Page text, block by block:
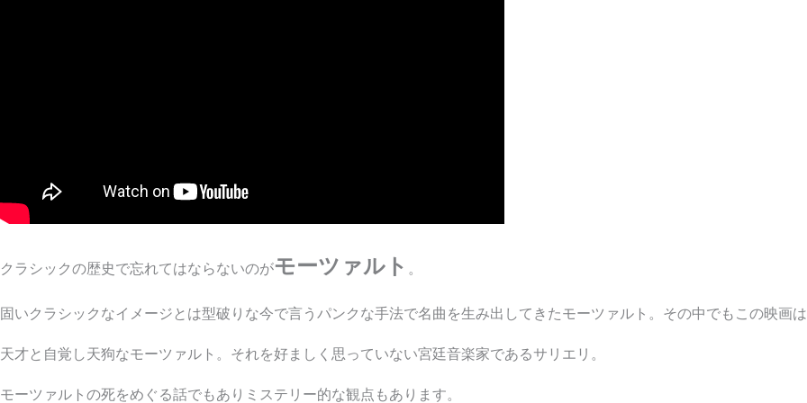
クラシックの歴史で忘れてはならないのがモーツァルト 。
固いクラシックなイメージとは型破りな今で言うパンクな手法で名曲を生み出してきたモーツァルト。その中でもこの映画
天才と自覚し天狗なモーツァルト。それを好ましく思っていない宮廷音楽家であるサリエリ。
モーツァルトの死をめぐる話でもありミステリー的な観点もあります。